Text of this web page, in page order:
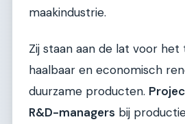
maakindustrie.
Zij staan aan de lat voor het
haalbaar en economisch
duurzame producten.
R&D-managers bij